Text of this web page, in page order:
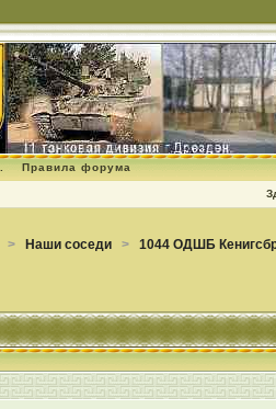
Правила форума
> Наши соседи > 1044 ОДШБ